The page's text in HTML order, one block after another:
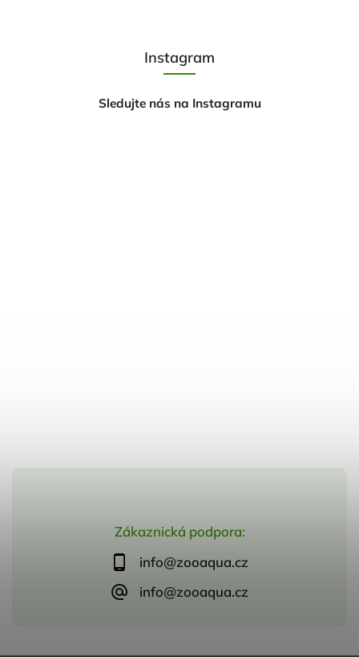
Zákaznická podpora:
info@zooaqua.cz
info@zooaqua.cz
Instagram
Sledujte nás na Instagramu